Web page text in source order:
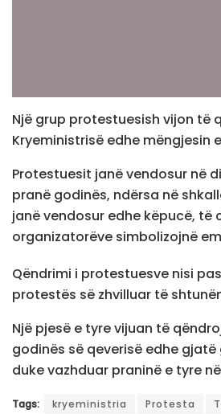
Një grup protestuesish vijon të
Kryeministrisë edhe mëngjesin
Protestuesit janë vendosur në
pranë godinës, ndërsa në
janë vendosur edhe këpucë, të
organizatorëve simbolizojnë
Qëndrimi i protestuesve nisi
protestës së zhvilluar të
Një pjesë e tyre vijuan të
godinës së qeverisë edhe
duke vazhduar praninë e tyre
Tags: kryeministria Protesta